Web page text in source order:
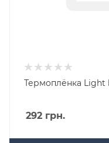
Термоплёнка Light
292 грн.